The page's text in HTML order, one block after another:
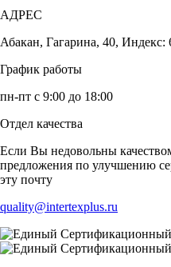
АДРЕС
Абакан, Гагарина, 40, Индекс:
График работы
пн-пт с 9:00 до 18:00
Отдел качества
Если Вы недовольны
предложения по улучшению
эту почту
quality@intertexplus.ru